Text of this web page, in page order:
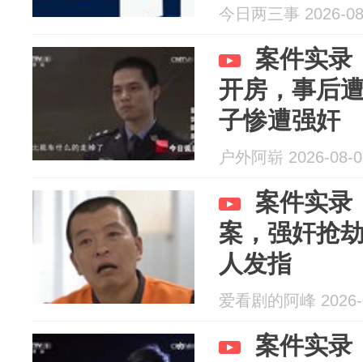
今日两三事 2026-
案件实录
开房，事后
子惨遭强奸
户外阿崭 2026-08-
案件实录
案，强奸抢
人发指
爱看剧的阿峰
案件实录